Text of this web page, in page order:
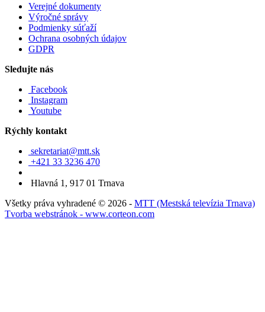
Verejné dokumenty
Výročné správy
Podmienky súťaží
Ochrana osobných údajov
GDPR
Sledujte nás
Facebook
Instagram
Youtube
Rýchly kontakt
sekretariat@mtt.sk
+421 33 3236 470
Hlavná 1, 917 01 Trnava
Všetky práva vyhradené © 2026 - MTT (Mestská televízia Trnava)
Tvorba webstránok - www.corteon.com